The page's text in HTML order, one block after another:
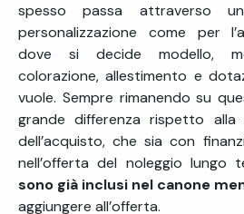
spesso passa attraverso
personalizzazione come per
dove si decide modello,
colorazione, allestimento e
vuole. Sempre rimanendo su
grande differenza rispetto alla
dell’acquisto, che sia con
nell’offerta del noleggio lungo
sono già inclusi nel canone
aggiungere all’offerta.